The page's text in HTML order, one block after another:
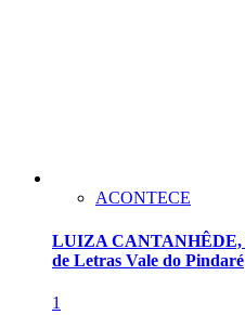
ACONTECE
LUIZA CANTANHÊDE,
de Letras Vale do Pindaré
1